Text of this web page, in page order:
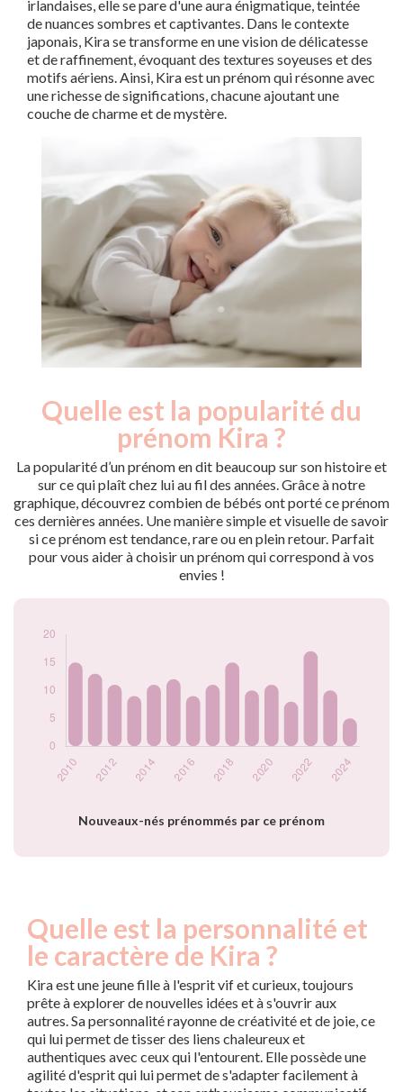
irlandaises, elle se pare d'une aura énigmatique, teintée
de nuances sombres et captivantes. Dans le contexte
japonais, Kira se transforme en une vision de délicatesse
et de raffinement, évoquant des textures soyeuses et des
motifs aériens. Ainsi, Kira est un prénom qui résonne avec
une richesse de significations, chacune ajoutant une
couche de charme et de mystère.
Quelle est la popularité du
prénom Kira ?
La popularité d’un prénom en dit beaucoup sur son histoire et
sur ce qui plaît chez lui au fil des années. Grâce à notre
graphique, découvrez combien de bébés ont porté ce prénom
ces dernières années. Une manière simple et visuelle de savoir
si ce prénom est tendance, rare ou en plein retour. Parfait
pour vous aider à choisir un prénom qui correspond à vos
envies !
Nouveaux-nés prénommés par ce prénom
Popularité du
Année
Nouveaux-
nés
2010
15
2011
13
2012
11
2013
9
2014
11
2015
12
2019
2020
11
2021
Quelle est la personnalité et
le caractère de Kira ?
Kira est une jeune fille à l'esprit vif et curieux, toujours
prête à explorer de nouvelles idées et à s'ouvrir aux
autres. Sa personnalité rayonne de créativité et de joie, ce
qui lui permet de tisser des liens chaleureux et
authentiques avec ceux qui l'entourent. Elle possède une
agilité d'esprit qui lui permet de s'adapter facilement à